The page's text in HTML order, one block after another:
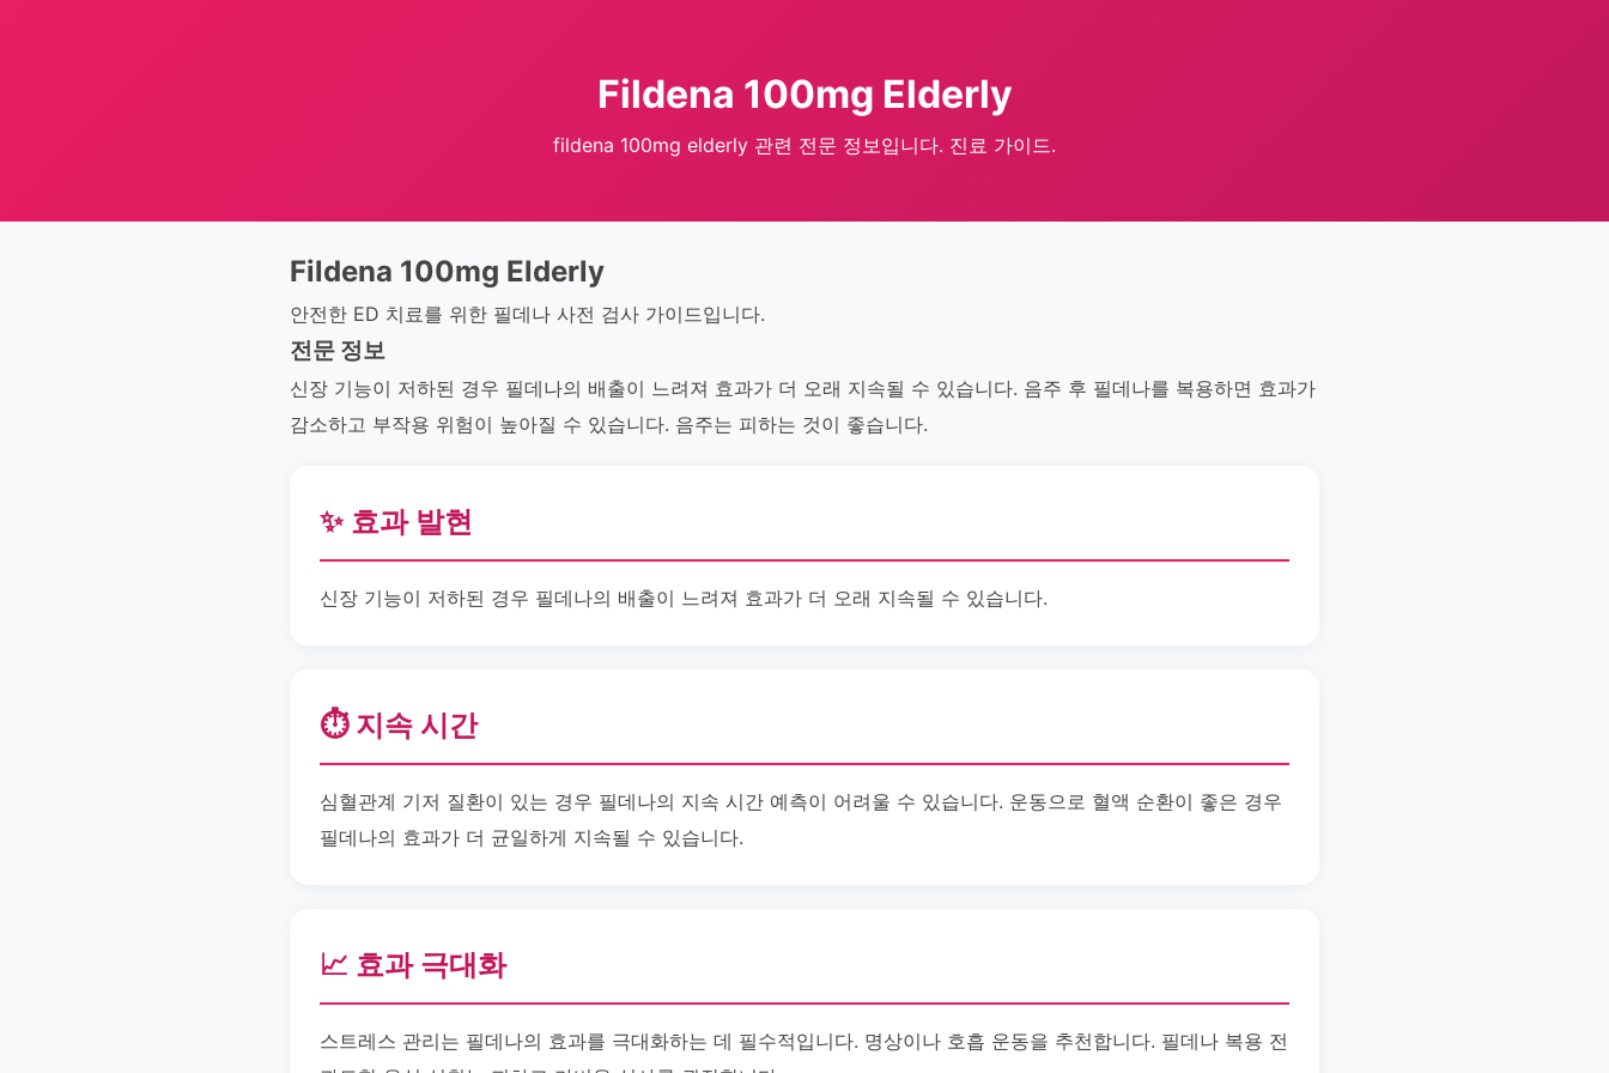
Fildena 100mg Elderly
fildena 100mg elderly 관련 전문 정보입니다. 진료 가이드.
Fildena 100mg Elderly
안전한 ED 치료를 위한 필데나 사전 검사 가이드입니다.
전문 정보
신장 기능이 저하된 경우 필데나의 배출이 느려져 효과가 더 오래 지속될 수 있습니다. 음주 후 필데나를 복용하면 효과가
감소하고 부작용 위험이 높아질 수 있습니다. 음주는 피하는 것이 좋습니다.
✨ 효과 발현
신장 기능이 저하된 경우 필데나의 배출이 느려져 효과가 더 오래 지속될 수 있습니다.
⏱️ 지속 시간
심혈관계 기저 질환이 있는 경우 필데나의 지속 시간 예측이 어려울 수 있습니다. 운동으로 혈액 순환이 좋은 경우
필데나의 효과가 더 균일하게 지속될 수 있습니다.
📈 효과 극대화
스트레스 관리는 필데나의 효과를 극대화하는 데 필수적입니다. 명상이나 호흡 운동을 추천합니다. 필데나 복용 전